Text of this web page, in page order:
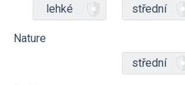
lehké
střední
Nature
střední